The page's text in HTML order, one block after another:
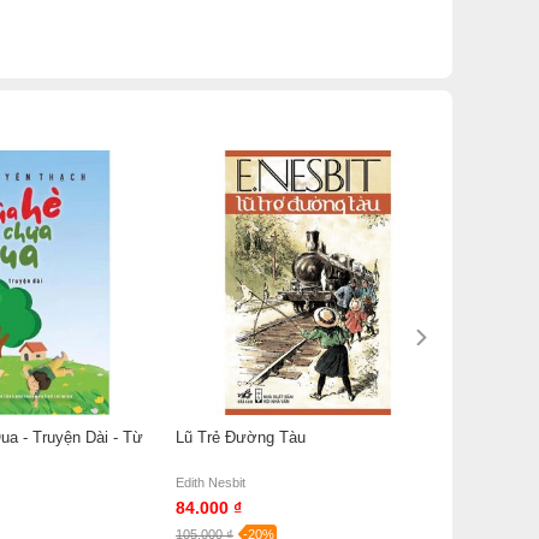
- Truyện Dài - Từ Lũ Trẻ Đường Tàu
Edith Nesbit
84.000 ₫
105.000 ₫ -20%